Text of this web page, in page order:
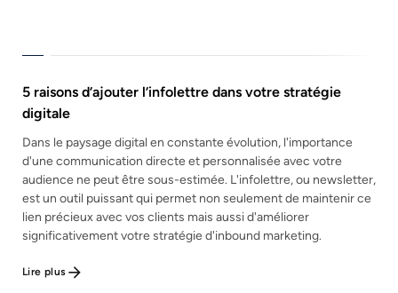
5 raisons d’ajouter l’infolettre dans votre stratégie
digitale
Dans le paysage digital en constante évolution, l'importance
d'une communication directe et personnalisée avec votre
audience ne peut être sous-estimée. L'infolettre, ou newsletter,
est un outil puissant qui permet non seulement de maintenir ce
lien précieux avec vos clients mais aussi d'améliorer
significativement votre stratégie d'inbound marketing.
Lire plus